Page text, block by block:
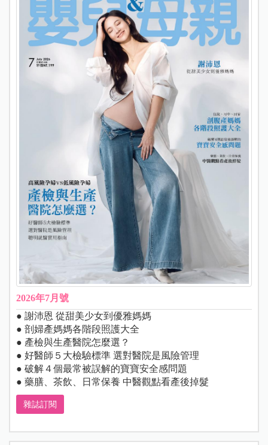
2026年7月號
● 謝沛恩 從甜美少女到優雅媽媽
● 剖婦產媽媽各階段照護大全
● 產檢與生產醫院怎麼選？
● 好醫師５大檢驗標準 選對醫院是風險管理
● 破解４個最常被誤解的寶寶安全感問題
● 藥膳、茶飲、日常保養 中醫觀點看產後掉髮
雜誌訂閱